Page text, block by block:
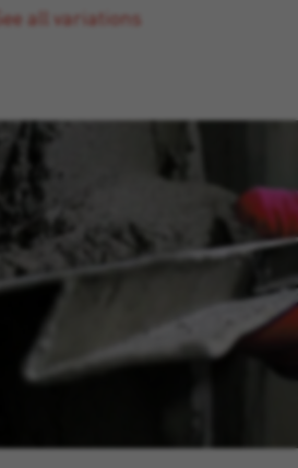
See all variations